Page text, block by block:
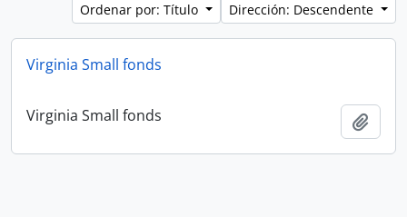
Ordenar por: Título
Dirección: Descendente
Virginia Small fonds
Virginia Small fonds